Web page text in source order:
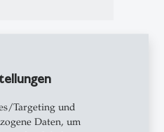
Targeting und
Daten, um